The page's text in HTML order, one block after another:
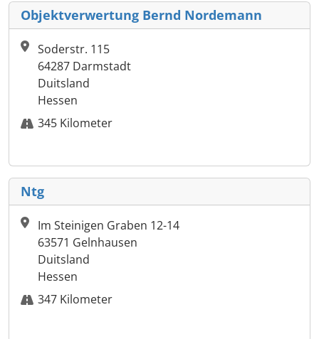
Objektverwertung Bernd Nordemann
Soderstr. 115
64287 Darmstadt
Duitsland
Hessen
345 Kilometer
Ntg
Im Steinigen Graben 12-14
63571 Gelnhausen
Duitsland
Hessen
347 Kilometer